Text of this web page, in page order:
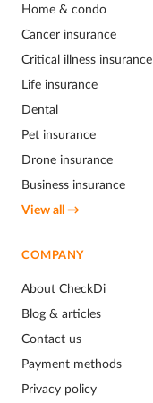
Home & condo
Cancer insurance
Critical illness insurance
Life insurance
Dental
Pet insurance
Drone insurance
Business insurance
View all →
COMPANY
About CheckDi
Blog & articles
Contact us
Payment methods
Privacy policy